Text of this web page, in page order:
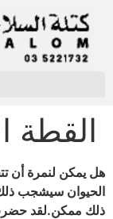
القطة
هل يمكن لنمرة أن
الحيوان سيشجب ذلك،
ذلك ممكن.لقد حضرت